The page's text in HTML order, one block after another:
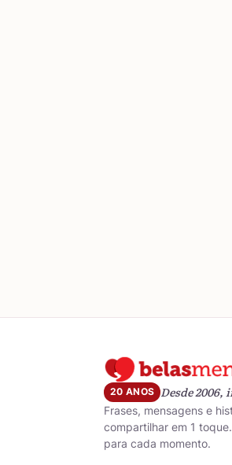
20 ANOS Desde
Frases, mensagens e
compartilhar em 1
para cada momento.